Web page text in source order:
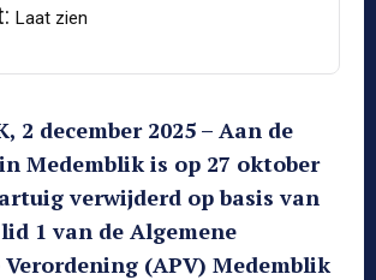
Laat zien
2 december 2025 – Aan de
Medemblik is op 27 oktober
verwijderd op basis van
1 van de Algemene
(APV) Medemblik